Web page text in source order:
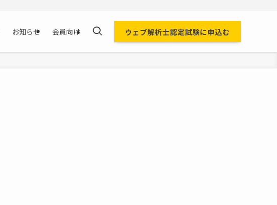
お知らせ 会員向け ウェブ解析士認定試験に申込む